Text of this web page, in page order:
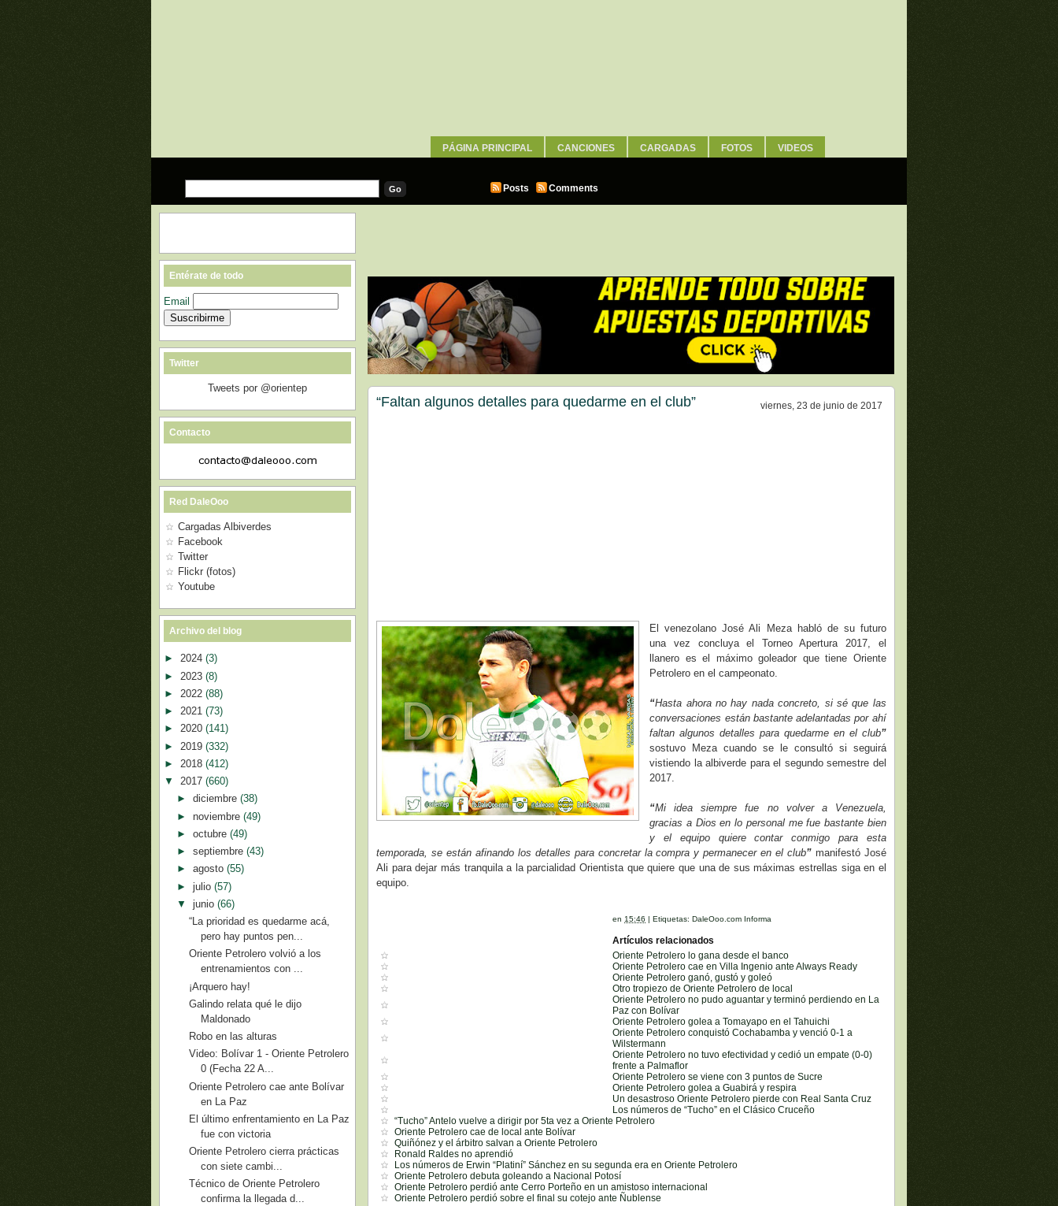
PÁGINA PRINCIPAL CANCIONES CARGADAS FOTOS VIDEOS
Posts
Comments
viernes, 23 de junio de 2017
“Faltan algunos detalles para quedarme en el club”
El venezolano José Ali Meza habló de su futuro
una vez concluya el Torneo Apertura 2017, el
llanero es el máximo goleador que tiene Oriente
Petrolero en el campeonato.
“Hasta ahora no hay nada concreto, si sé que las
conversaciones están bastante adelantadas por ahí
faltan algunos detalles para quedarme en el club”
sostuvo Meza cuando se le consultó si seguirá
vistiendo la albiverde para el segundo semestre del
2017.
“Mi idea siempre fue no volver a Venezuela,
gracias a Dios en lo personal me fue bastante bien
y el equipo quiere contar conmigo para esta
temporada, se están afinando los detalles para concretar la compra y permanecer en el club”manifestó José
Ali para dejar más tranquila a la parcialidad Orientista que quiere que una de sus máximas estrellas siga en el
equipo.
en 15:46 |Etiquetas:DaleOoo.com Informa
Artículos relacionados
Oriente Petrolero lo gana desde el banco
Oriente Petrolero cae en Villa Ingenio ante Always Ready
Oriente Petrolero ganó, gustó y goleó
Otro tropiezo de Oriente Petrolero de local
Oriente Petrolero no pudo aguantar y terminó perdiendo en La
Paz con Bolívar
Oriente Petrolero golea a Tomayapo en el Tahuichi
Oriente Petrolero conquistó Cochabamba y venció 0-1 a
Wilstermann
Oriente Petrolero no tuvo efectividad y cedió un empate (0-0)
frente a Palmaflor
Oriente Petrolero se viene con 3 puntos de Sucre
Oriente Petrolero golea a Guabirá y respira
Un desastroso Oriente Petrolero pierde con Real Santa Cruz
Los números de “Tucho” en el Clásico Cruceño
“Tucho” Antelo vuelve a dirigir por 5ta vez a Oriente Petrolero
Oriente Petrolero cae de local ante Bolívar
Quiñónez y el árbitro salvan a Oriente Petrolero
Ronald Raldes no aprendió
Los números de Erwin “Platiní” Sánchez en su segunda era en Oriente Petrolero
Oriente Petrolero debuta goleando a Nacional Potosí
Oriente Petrolero perdió ante Cerro Porteño en un amistoso internacional
Oriente Petrolero perdió sobre el final su cotejo ante Ñublense
Entérate de todo
Email
Twitter
Tweets por @orientep
Contacto
Red DaleOoo
Cargadas Albiverdes
Facebook
Twitter
Flickr (fotos)
Youtube
Archivo del blog
► 2024 (3)
► 2023 (8)
► 2022 (88)
► 2021 (73)
► 2020 (141)
► 2019 (332)
► 2018 (412)
▼ 2017 (660)
► diciembre (38)
► noviembre (49)
► octubre (49)
► septiembre (43)
► agosto (55)
► julio (57)
▼ junio (66)
“La prioridad es quedarme acá,
pero hay puntos pen...
Oriente Petrolero volvió a los
entrenamientos con ...
¡Arquero hay!
Galindo relata qué le dijo
Maldonado
Robo en las alturas
Video: Bolívar 1 - Oriente Petrolero
0 (Fecha 22 A...
Oriente Petrolero cae ante Bolívar
en La Paz
El último enfrentamiento en La Paz
fue con victoria
Oriente Petrolero cierra prácticas
con siete cambi...
Técnico de Oriente Petrolero
confirma la llegada d...